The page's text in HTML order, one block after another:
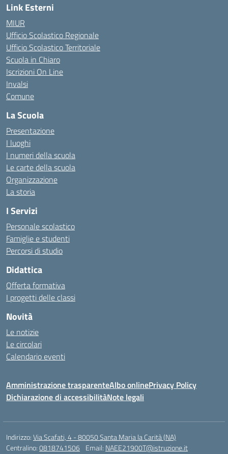
Link Esterni
MIUR
Ufficio Scolastico Regionale
Ufficio Scolastico Territoriale
Scuola in Chiaro
Iscrizioni On Line
Invalsi
Comune
La Scuola
Presentazione
I luoghi
I numeri della scuola
Le carte della scuola
Organizzazione
La storia
I Servizi
Personale scolastico
Famiglie e studenti
Percorsi di studio
Didattica
Offerta formativa
I progetti delle classi
Novità
Le notizie
Le circolari
Calendario eventi
Amministrazione trasparenteAlbo onlinePrivacy Policy
Dichiarazione di accessibilitàNote legali
Indirizzo:Via Scafati, 4 - 80050 Santa Maria la Carità (NA)
Centralino:0818741506 Email: NAEE21900T@istruzione.it